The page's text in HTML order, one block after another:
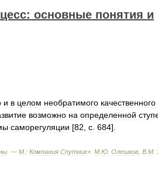
основные понятия и
и в целом необратимого качественного
возможно на определенной
саморегуляции [82 c 684].
. — М : Компания Спутник+ М Ю Олешков В М